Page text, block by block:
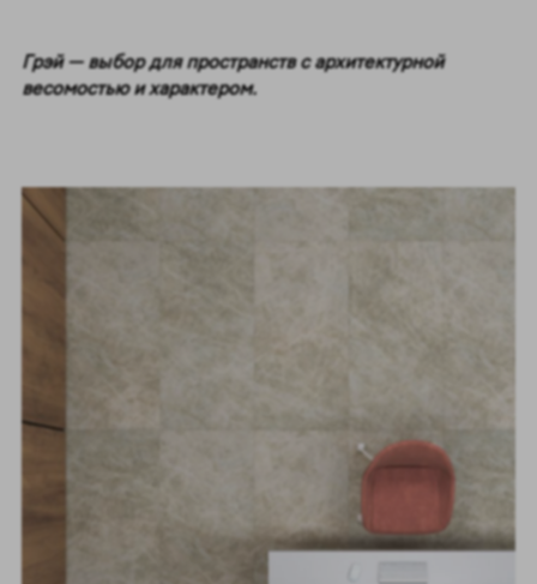
Грэй — выбор для пространств с архитектурной
весомостью и характером.